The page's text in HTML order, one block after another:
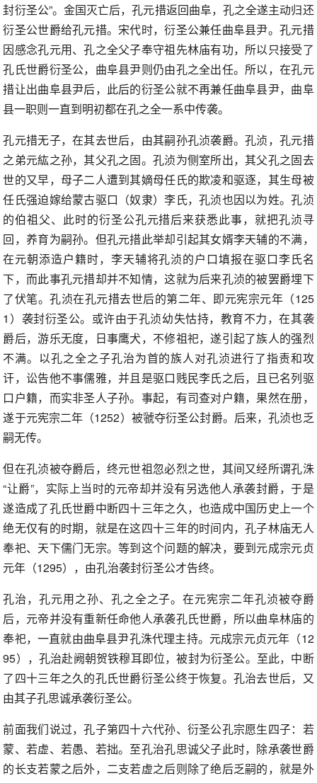
封衍圣公”。金国灭亡后，孔元措返回曲阜，孔之全遂主动归还
衍圣公世爵给孔元措。宋代时，衍圣公兼任曲阜县尹。孔元措
因感念孔元用、孔之全父子奉守祖先林庙有功，所以只接受了
孔氏世爵衍圣公，曲阜县尹则仍由孔之全出任。所以，在孔元
措让出曲阜县尹后，此后的衍圣公就不再兼任曲阜县尹，曲阜
县一职则一直到明初都在孔之全一系中传袭。
孔元措无子，在其去世后，由其嗣孙孔浈袭爵。孔浈，孔元措
之弟元紘之孙，其父孔之固。孔浈为侧室所出，其父孔之固去
世的又早，母子二人遭到其嫡母任氏的欺凌和驱逐，其生母被
任氏强迫嫁给蒙古驱口（奴隶）李氏，孔浈也因以为姓。孔浈
的伯祖父、此时的衍圣公孔元措后来获悉此事，就把孔浈寻
回，养育为嗣孙。但孔元措此举却引起其女婿李天辅的不满，
在元朝添造户籍时，李天辅将孔浈的户口填报在驱口李氏名
下，而此事孔元措却并不知情，这就为后来孔浈的被罢爵埋下
了伏笔。孔浈在孔元措去世后的第二年、即元宪宗元年（125
1）袭封衍圣公。或许由于孔浈幼失怙持，教育不力，在其袭
爵后，游乐无度，日事鹰犬，不修祖祀，遂引起了族人的强烈
不满。以孔之全之子孔治为首的族人对孔浈进行了指责和攻
讦，讼告他不事儒雅，并且是驱口贱民李氏之后，且已名列驱
口户籍，而实非圣人子孙。事起，有司查对户籍，果然在册，
遂于元宪宗二年（1252）被虢夺衍圣公封爵。后来，孔浈也乏
嗣无传。
但在孔浈被夺爵后，终元世祖忽必烈之世，其间又经所谓孔洙
“让爵”，实际上当时的元帝却并没有另选他人承袭封爵，于是
遂造成了孔氏世爵中断四十三年之久，也造成中国历史上一个
绝无仅有的时期，就是在这四十三年的时间内，孔子林庙无人
奉祀、天下儒门无宗。等到这个问题的解决，要到元成宗元贞
元年（1295），由孔治袭封衍圣公才告终。
孔治，孔元用之孙、孔之全之子。在元宪宗二年孔浈被夺爵
后，元帝并没有重新任命他人承袭孔氏世爵，所以曲阜林庙的
奉祀，一直就由曲阜县尹孔洙代理主持。元成宗元贞元年（12
95），孔治赴阙朝贺铁穆耳即位，被封为衍圣公。至此，中断
了四十三年之久的孔氏世爵衍圣公终于恢复。孔治去世后，又
由其子孔思诚承袭衍圣公。
前面我们说过，孔子第四十六代孙、衍圣公孔宗愿生四子：若
蒙、若虚、若愚、若拙。至孔治孔思诚父子此时，除承袭世爵
的长支若蒙之后外，二支若虚之后则除了绝后乏嗣的，就是外